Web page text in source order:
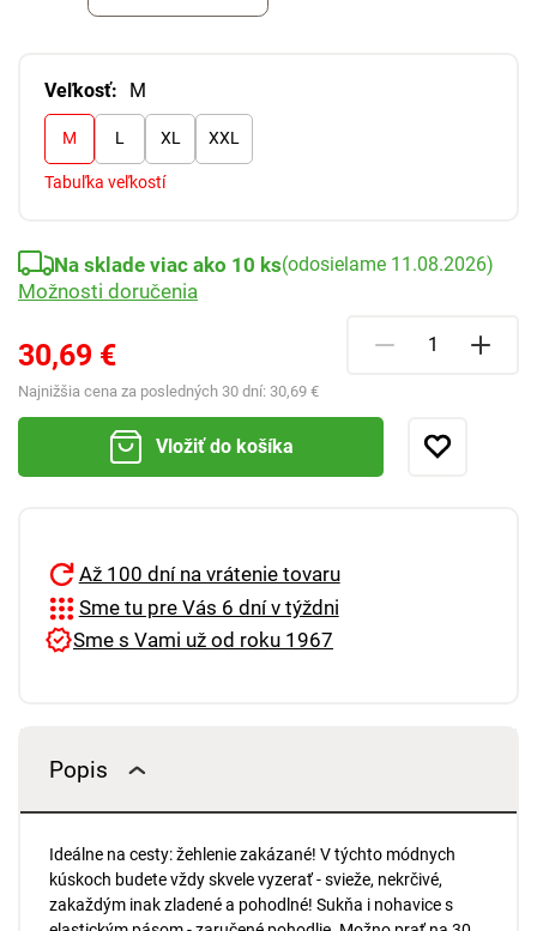
Veľkosť: M
M L XL XXL
Tabuľka veľkostí
30,69 €
Najnižšia cena za posledných 30 dní: 30,69 €
Na sklade viac ako 10 ks(odosielame 11.08.2026)
Možnosti doručenia
Vložiť do košíka
Až 100 dní na vrátenie tovaru
Sme tu pre Vás 6 dní v týždni
Sme s Vami už od roku 1967
Popis
Ideálne na cesty: žehlenie zakázané! V týchto módnych
kúskoch budete vždy skvele vyzerať - svieže, nekrčivé,
zakaždým inak zladené a pohodlné! Sukňa i nohavice s